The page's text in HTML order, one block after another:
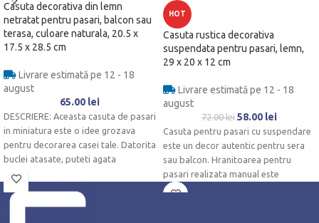
Casuta decorativa din lemn
netratat pentru pasari, balcon sau
terasa, culoare naturala, 20.5 x
17.5 x 28.5 cm
Livrare estimată pe 12 - 18
august
65.00 lei
DESCRIERE: Aceasta casuta de pasari
in miniatura este o idee grozava
pentru decorarea casei tale. Datorita
buclei atasate, puteti agata
HOT
Casuta rustica decorativa
suspendata pentru pasari, lemn,
29 x 20 x 12 cm
Livrare estimată pe 12 - 18
august
72.00lei 58.00 lei
Casuta pentru pasari cu suspendare
este un decor autentic pentru sera
sau balcon. Hranitoarea pentru
pasari realizata manual este
realizata